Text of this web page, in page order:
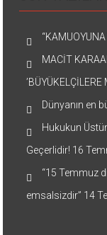
MACİT
’BÜYÜKELÇİLERE
Dünyanın en
Hukukun
Geçerlidir! 16
“15 Temmuz
emsalsizdir” 14